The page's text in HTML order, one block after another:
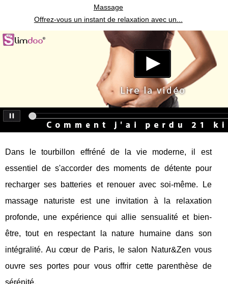
Massage
Offrez-vous un instant de relaxation avec un...
Dans le tourbillon effréné de la vie moderne, il est
essentiel de s'accorder des moments de détente pour
recharger ses batteries et renouer avec soi-même. Le
massage naturiste est une invitation à la relaxation
profonde, une expérience qui allie sensualité et bien-
être, tout en respectant la nature humaine dans son
intégralité. Au cœur de Paris, le salon Natur&Zen vous
ouvre ses portes pour vous offrir cette parenthèse de